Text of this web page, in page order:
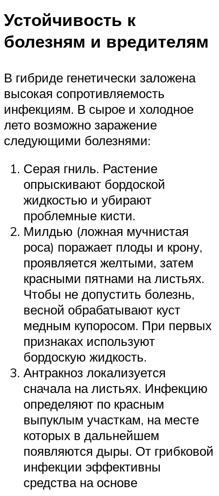
Устойчивость к
болезням и вредителям
В гибриде генетически заложена
высокая сопротивляемость
инфекциям. В сырое и холодное
лето возможно заражение
следующими болезнями:
Серая гниль. Растение
опрыскивают бордоской
жидкостью и убирают
проблемные кисти.
Милдью (ложная мучнистая
роса) поражает плоды и крону,
проявляется желтыми, затем
красными пятнами на листьях.
Чтобы не допустить болезнь,
весной обрабатывают куст
медным купоросом. При первых
признаках используют
бордоскую жидкость.
Антракноз локализуется
сначала на листьях. Инфекцию
определяют по красным
выпуклым участкам, на месте
которых в дальнейшем
появляются дыры. От грибковой
инфекции эффективны
средства на основе